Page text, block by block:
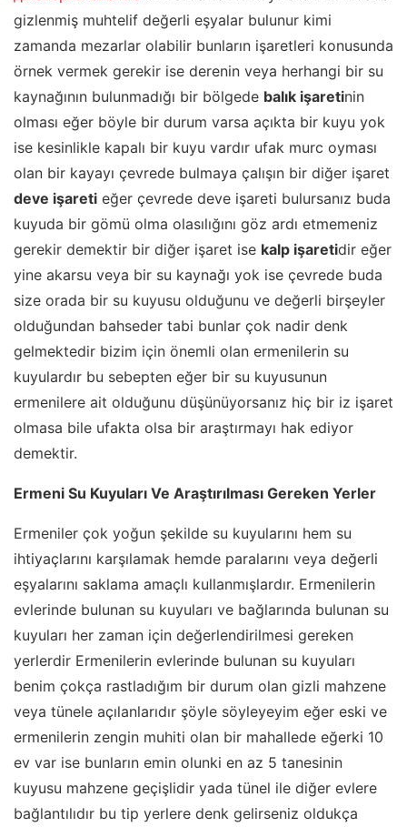
gizlenmiş muhtelif değerli eşyalar bulunur kimi
zamanda mezarlar olabilir bunların işaretleri konusunda
örnek vermek gerekir ise derenin veya herhangi bir su
kaynağının bulunmadığı bir bölgede balık işaretinin
olması eğer böyle bir durum varsa açıkta bir kuyu yok
ise kesinlikle kapalı bir kuyu vardır ufak murc oyması
olan bir kayayı çevrede bulmaya çalışın bir diğer işaret
deve işareti eğer çevrede deve işareti bulursanız buda
kuyuda bir gömü olma olasılığını göz ardı etmemeniz
gerekir demektir bir diğer işaret ise kalp işaretidir eğer
yine akarsu veya bir su kaynağı yok ise çevrede buda
size orada bir su kuyusu olduğunu ve değerli birşeyler
olduğundan bahseder tabi bunlar çok nadir denk
gelmektedir bizim için önemli olan ermenilerin su
kuyulardır bu sebepten eğer bir su kuyusunun
ermenilere ait olduğunu düşünüyorsanız hiç bir iz işaret
olmasa bile ufakta olsa bir araştırmayı hak ediyor
demektir.
Ermeni Su Kuyuları Ve Araştırılması Gereken Yerler
Ermeniler çok yoğun şekilde su kuyularını hem su
ihtiyaçlarını karşılamak hemde paralarını veya değerli
eşyalarını saklama amaçlı kullanmışlardır. Ermenilerin
evlerinde bulunan su kuyuları ve bağlarında bulunan su
kuyuları her zaman için değerlendirilmesi gereken
yerlerdir Ermenilerin evlerinde bulunan su kuyuları
benim çokça rastladığım bir durum olan gizli mahzene
veya tünele açılanlarıdır şöyle söyleyeyim eğer eski ve
ermenilerin zengin muhiti olan bir mahallede eğerki 10
ev var ise bunların emin olunki en az 5 tanesinin
kuyusu mahzene geçişlidir yada tünel ile diğer evlere
bağlantılıdır bu tip yerlere denk gelirseniz oldukça